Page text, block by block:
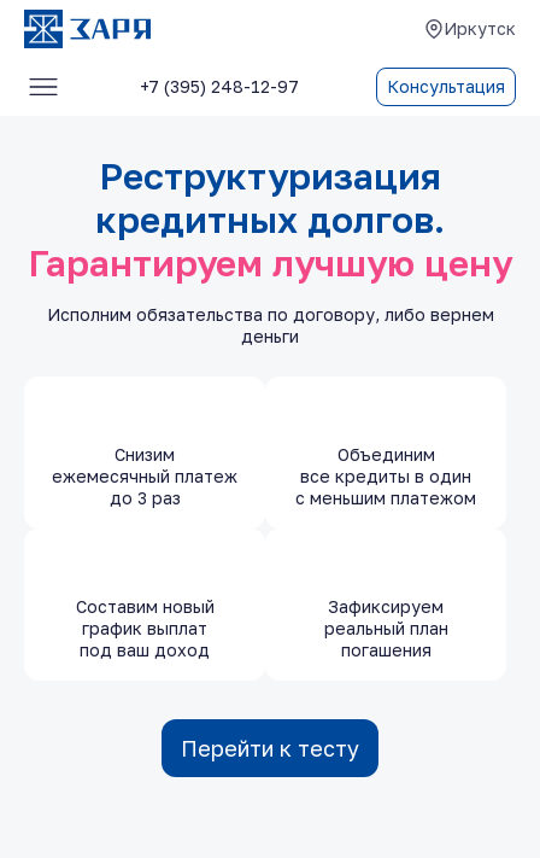
Иркутск
+7 (395) 248-12-97 Консультация
О компании
Отзывы
Реструктуризация
кредитных долгов.
Гарантируем лучшую цену
Исполним обязательства по договору, либо вернем
деньги
Снизим
ежемесячный платеж
до 3 раз
Объединим
все кредиты в один
с меньшим платежом
Составим новый
график выплат
под ваш доход
Зафиксируем
реальный план
погашения
Перейти к тесту